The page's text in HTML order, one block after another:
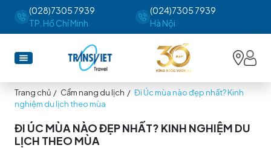
(028)7305 7939
TP. Hồ Chí Minh
(024)7305 7939
Hà Nội
Trang chủ / Cẩm nang du lịch / Đi Úc mùa nào đẹp nhất? Kinh
nghiệm du lịch theo mùa
ĐI ÚC MÙA NÀO ĐẸP NHẤT? KINH NGHIỆM DU
LỊCH THEO MÙA